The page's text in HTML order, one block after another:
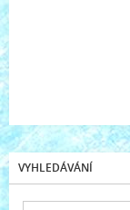
VYHLEDÁVÁNÍ